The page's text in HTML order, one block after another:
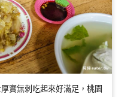
實無刺吃起來好滿足，桃園